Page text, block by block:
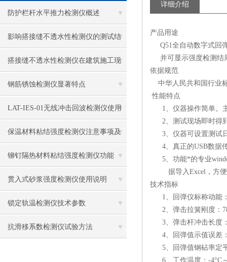
防护栏杆水平推力检测仪概述
影响搭接缝不透水性检测仪的测试结
果的因素有哪些？
搭接缝不透水性检测仪在建筑施工现
场中的应用
钢筋锈蚀检测仪显著特点
LAT-IES-01无线冲击回波检测仪使用
操作方法
保温材料粘结强度检测仪注意事项及
保养
铆钉隔热材料粘结强度检测仪功能
贯入式砂浆强度检测仪使用说明
锁定轨温检测仪技术参数
抗滑移系数检测仪试验方法
详细介绍
产品用途
Q51全自动数字式回
并可显示强度检测结
依据规范
中华人民共和国行业
性能特点
1、仪器操作简单。主
2、测试现场即时得到
3、仪器可设置测试日
4、真正的USB数据传
5、功能*的专业
据导入Excel，方便
技术指标
1、回弹仪标称动
2、弹击拉簧刚度：
3、弹击杆冲击长度
4、回弹值示值误差
5、回弹值钢砧率定
6、工作温度：-4°C